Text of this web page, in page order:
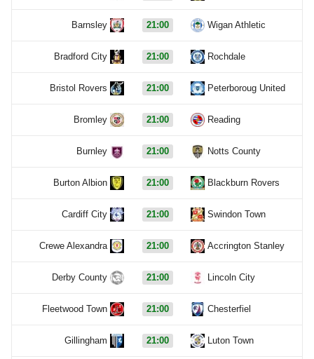
Barnsley 21:00 Wigan Athletic
Bradford City 21:00 Rochdale
Bristol Rovers 21:00 Peterboroug United
Bromley 21:00 Reading
Burnley 21:00 Notts County
Burton Albion 21:00 Blackburn Rovers
Cardiff City 21:00 Swindon Town
Crewe Alexandra 21:00 Accrington Stanley
Derby County 21:00 Lincoln City
Fleetwood Town 21:00 Chesterfiel
Gillingham 21:00 Luton Town